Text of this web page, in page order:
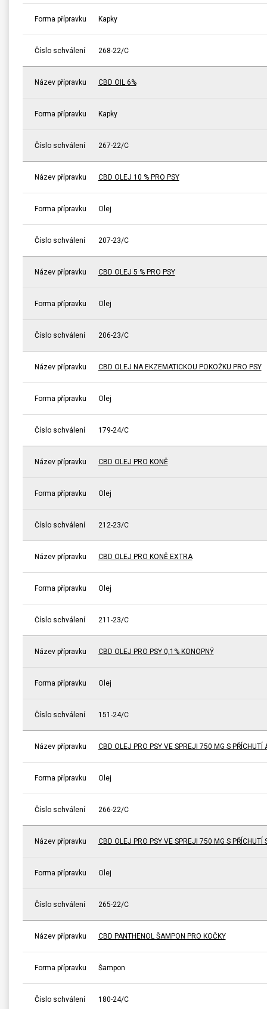
Forma přípravku Kapky
Číslo schválení 268-22/C
Název přípravku CBD OIL 6%
Forma přípravku Kapky
Číslo schválení 267-22/C
Název přípravku CBD OLEJ 10 % PRO PSY
Forma přípravku Olej
Číslo schválení 207-23/C
Název přípravku CBD OLEJ 5 % PRO PSY
Forma přípravku Olej
Číslo schválení 206-23/C
Název přípravku CBD OLEJ NA EKZEMATICKOU POKOŽKU PRO PSY
Forma přípravku Olej
Číslo schválení 179-24/C
Název přípravku CBD OLEJ PRO KONĚ
Forma přípravku Olej
Číslo schválení 212-23/C
Název přípravku CBD OLEJ PRO KONĚ EXTRA
Forma přípravku Olej
Číslo schválení 211-23/C
Název přípravku CBD OLEJ PRO PSY 0,1% KONOPNÝ
Forma přípravku Olej
Číslo schválení 151-24/C
Název přípravku CBD OLEJ PRO PSY VE SPREJI 750 MG S PŘÍCHUTÍ
Forma přípravku Olej
Číslo schválení 266-22/C
Název přípravku CBD OLEJ PRO PSY VE SPREJI 750 MG S PŘÍCHUTÍ
Forma přípravku Olej
Číslo schválení 265-22/C
Název přípravku CBD PANTHENOL ŠAMPON PRO KOČKY
Forma přípravku Šampon
Číslo schválení 180-24/C